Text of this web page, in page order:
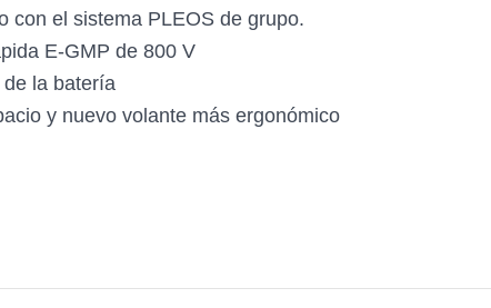
con el sistema PLEOS de grupo.
E-GMP de 800 V
la batería
y nuevo volante más ergonómico